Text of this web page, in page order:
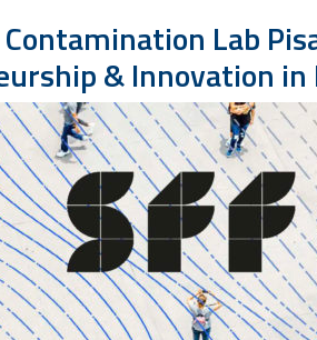
Lab
& Innovation in